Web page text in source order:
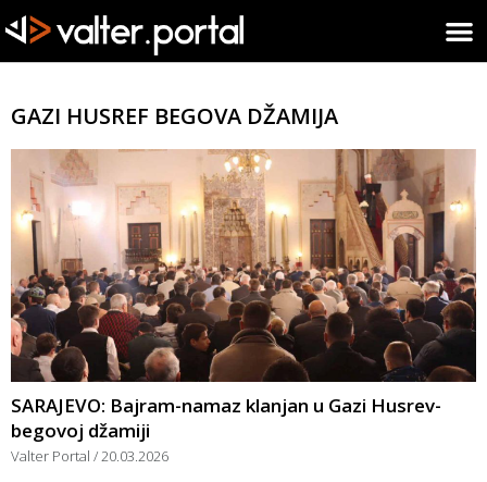
GAZI HUSREF BEGOVA DŽAMIJA
SARAJEVO: Bajram-namaz klanjan u Gazi Husrev-
begovoj džamiji
Valter Portal 20.03.2026